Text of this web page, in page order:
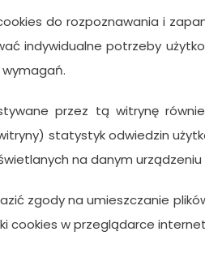
do rozpoznawania i
indywidualne potrzeby
przez tą witrynę
statystyk odwiedzin
na danym
zgody na umieszczanie
cookies w przeglądarce